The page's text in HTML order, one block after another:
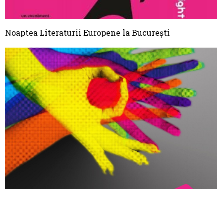
Noaptea Literaturii Europene la Bucureşti